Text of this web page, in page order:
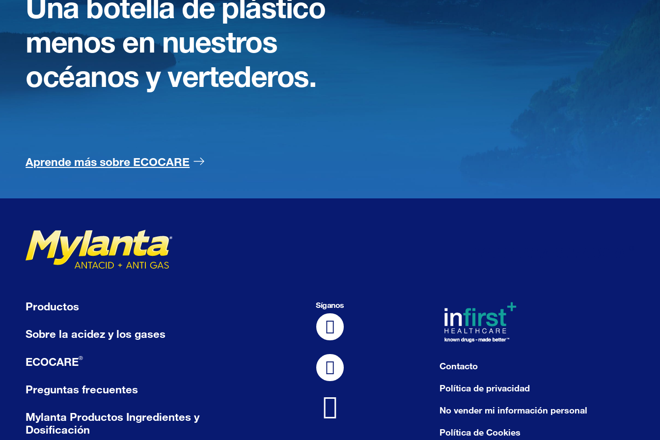
Una botella de plástico
menos en nuestros
océanos y vertederos.
Aprende más sobre ECOCARE
Productos
Sobre la acidez y los gases
ECOCARE®
Preguntas frecuentes
Mylanta Productos Ingredientes y
Dosificación
Síganos
Contacto
Política de privacidad
No vender mi información personal
Política de Cookies